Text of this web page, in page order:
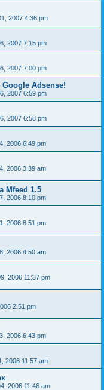
2007 4:36 pm
2007 7:15 pm
2007 7:00 pm
Adsense!
2007 6:59 pm
2007 6:58 pm
2006 6:49 pm
2006 3:39 am
Mfeed 1.5
2006 8:10 pm
2006 8:51 pm
2006 4:50 am
2006 11:37 pm
2:51 pm
2006 6:43 pm
2006 11:57 am
2006 11:46 am